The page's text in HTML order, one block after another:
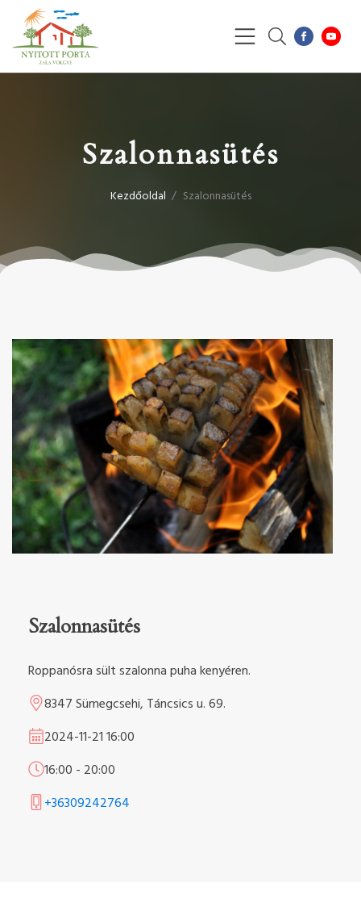
Szalonnasütés
Kezdőoldal / Szalonnasütés
Szalonnasütés
Roppanósra sült szalonna puha kenyéren.
8347 Sümegcsehi, Táncsics u. 69.
2024-11-2116:00
16:00 - 20:00
+36309242764